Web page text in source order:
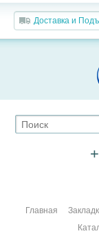
Доставка и
Главная